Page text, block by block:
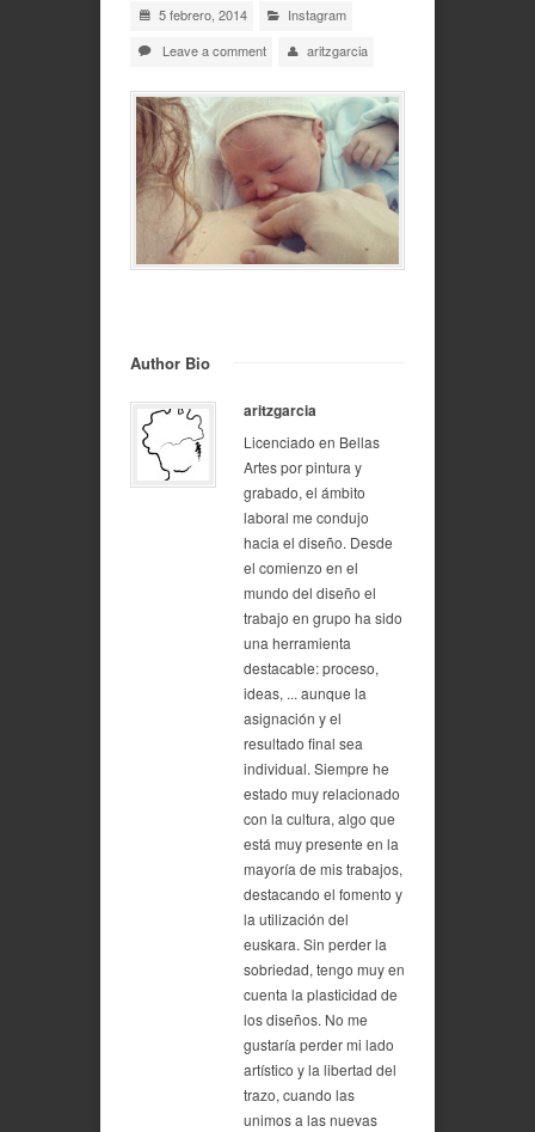
5 febrero, 2014
Instagram
Leave a comment
aritzgarcia
Author Bio
aritzgarcia
Licenciado en Bellas
Artes por pintura y
grabado, el ámbito
laboral me condujo
hacia el diseño. Desde
el comienzo en el
mundo del diseño el
trabajo en grupo ha sido
una herramienta
destacable: proceso,
ideas, ... aunque la
asignación y el
resultado final sea
individual. Siempre he
estado muy relacionado
con la cultura, algo que
está muy presente en la
mayoría de mis trabajos,
destacando el fomento y
la utilización del
euskara. Sin perder la
sobriedad, tengo muy en
cuenta la plasticidad de
los diseños. No me
gustaría perder mi lado
artístico y la libertad del
trazo, cuando las
unimos a las nuevas